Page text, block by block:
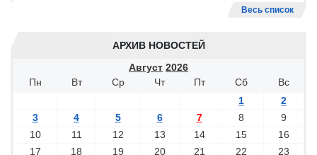
Весь список
АРХИВ НОВОСТЕЙ
Август 2026
Пн
Вт Ср Чт Пт Сб
Вс
1
2
3
4 5 6 7 8
9
10
11 12 13 14 15
16
17
18 19 20 21 22 23